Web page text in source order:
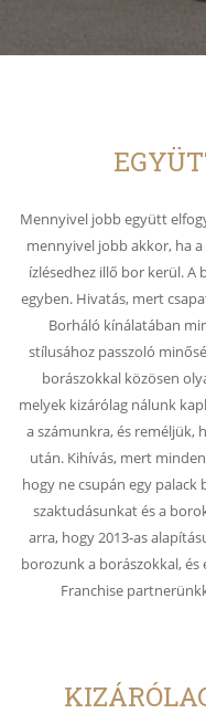
Mennyivel jobb együtt
mennyivel jobb akkor, ha
ízlésedhez illő bor kerül. A
egyben. Hivatás, mert
Borháló kínálatában
stílusához passzoló
borászokkal közösen
melyek kizárólag nálunk
a számunkra, és reméljük,
után. Kihívás, mert
hogy ne csupán egy
szaktudásunkat és a
arra, hogy 2013-as
borozunk a borászokkal,
Franchise